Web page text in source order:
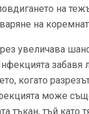
на
на
увеличава
забавя
когато
може
тъкан, тъй като